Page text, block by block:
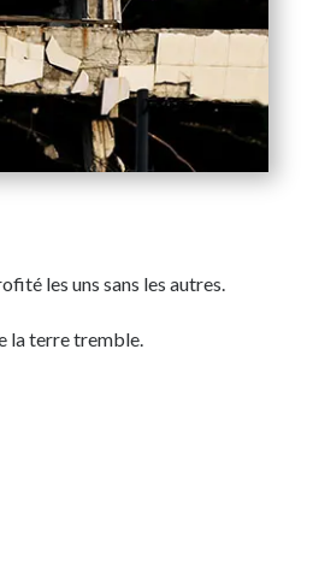
les uns sans les autres.
la terre tremble.